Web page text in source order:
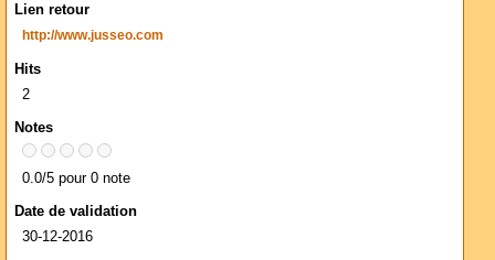
Lien retour
http://www.jusseo.com
Hits
2
Notes
0.0/5 pour 0 note
Date de validation
30-12-2016